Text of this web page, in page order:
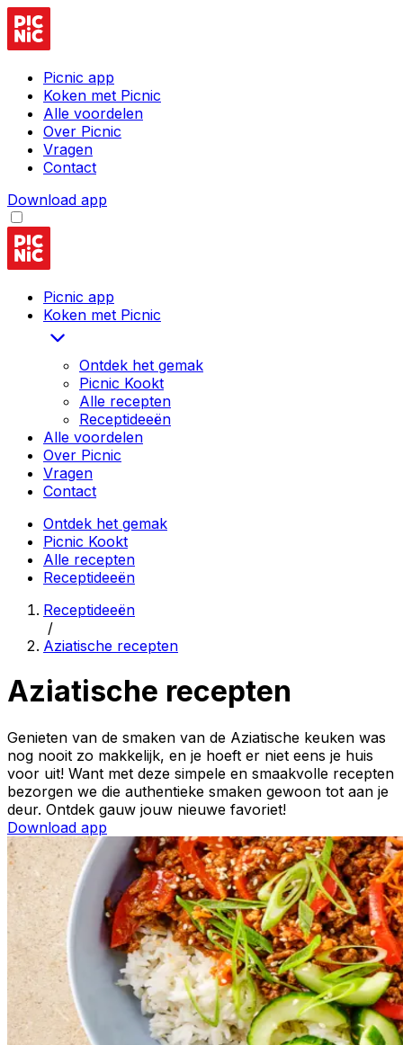
Picnic app
Koken met Picnic
Alle voordelen
Over Picnic
Vragen
Contact
Download app
Picnic app
Koken met Picnic
Ontdek het gemak
Picnic Kookt
Alle recepten
Receptideeën
Alle voordelen
Over Picnic
Vragen
Contact
Ontdek het gemak
Picnic Kookt
Alle recepten
Receptideeën
Receptideeën
/
Aziatische recepten
Aziatische recepten
Genieten van de smaken van de Aziatische keuken was
nog nooit zo makkelijk, en je hoeft er niet eens je huis
voor uit! Want met deze simpele en smaakvolle recepten
bezorgen we die authentieke smaken gewoon tot aan je
deur. Ontdek gauw jouw nieuwe favoriet!
Download app